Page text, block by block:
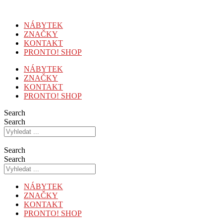
obsahuNÁBYTEK
ZNAČKY
KONTAKT
PRONTO! SHOP
NÁBYTEK
ZNAČKY
KONTAKT
PRONTO! SHOP
Search
Search
Search
Search
NÁBYTEK
ZNAČKY
KONTAKT
PRONTO! SHOP